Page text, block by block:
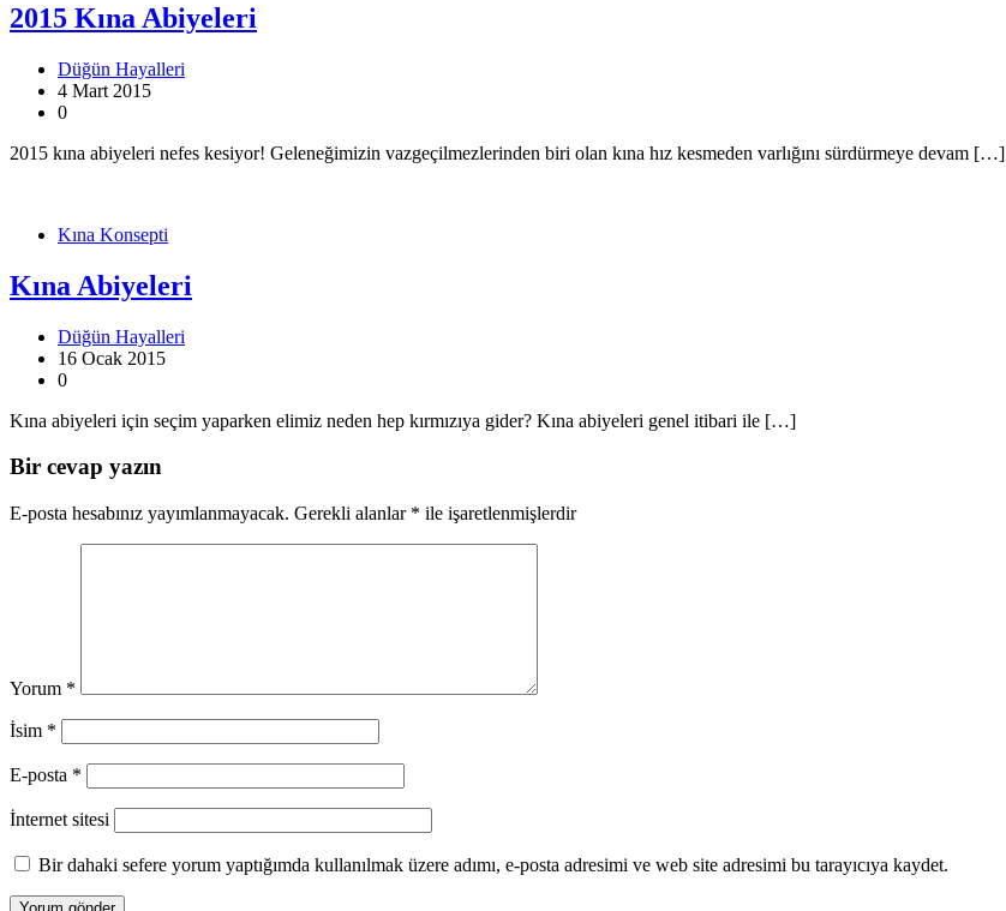
2015 Kına Abiyeleri
Düğün Hayalleri
4 Mart 2015
0
2015 kına abiyeleri nefes kesiyor! Geleneğimizin vazgeçilmezlerinden biri olan kına hız kesmeden varlığını sürdürmeye devam […]
Kına Konsepti
Kına Abiyeleri
Düğün Hayalleri
16 Ocak 2015
0
Kına abiyeleri için seçim yaparken elimiz neden hep kırmızıya gider? Kına abiyeleri genel itibari ile […]
Bir cevap yazın
E-posta hesabınız yayımlanmayacak. Gerekli alanlar * ile işaretlenmişlerdir
Yorum *
İsim *
E-posta *
İnternet sitesi
Bir dahaki sefere yorum yaptığımda kullanılmak üzere adımı, e-posta adresimi ve web site adresimi bu tarayıcıya kaydet.